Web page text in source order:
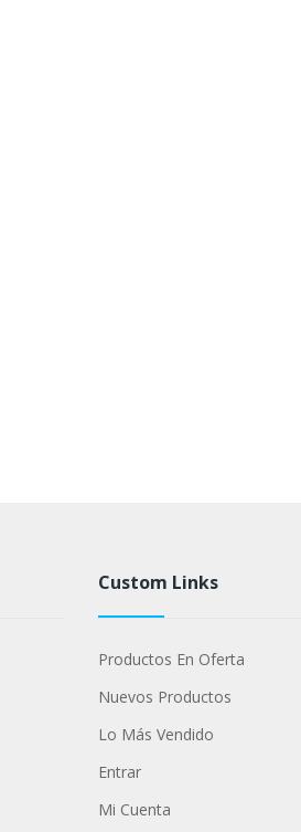
Custom Links
Productos En Oferta
Nuevos Productos
Lo Más Vendido
Entrar
Mi Cuenta